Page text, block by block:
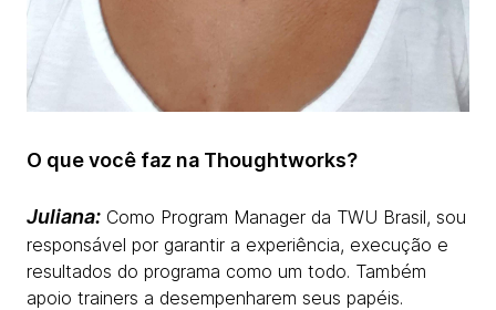
O que você faz na Thoughtworks?
Juliana: Como Program Manager da TWU Brasil, sou
responsável por garantir a experiência, execução e
resultados do programa como um todo. Também
apoio trainers a desempenharem seus papéis.